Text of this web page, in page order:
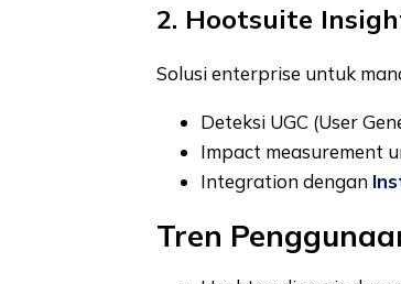
2. Hootsuite
Solusi enterprise untuk
Deteksi UGC (User
Impact measurement
Integration dengan
Tren